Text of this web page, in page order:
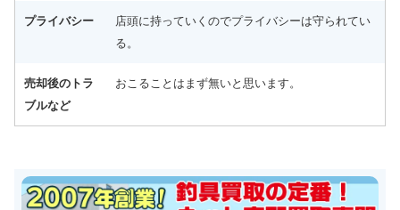
プライバシー
店頭に持っていくのでプライバシーは守られてい
る。
売却後のトラ
ブルなど
おこることはまず無いと思います。